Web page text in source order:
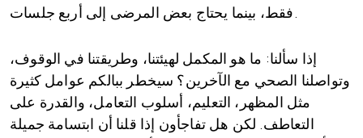
إذا سألنا: ما هو المكمل لهيئتنا، وطريقتنا في الوقوف،
وتواصلنا الصحي مع الآخرين؟ سيخطر ببالكم عوامل كثيرة
مثل المظهر، التعليم، أسلوب التعامل، والقدرة على
التعاطف. لكن هل تفاجأون إذا قلنا أن ابتسامة جميلة